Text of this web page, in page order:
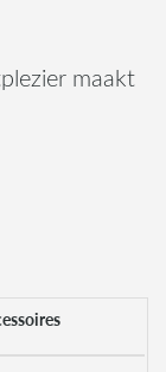
maakt